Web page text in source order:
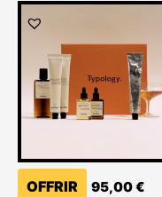
OFFRIR 95,00€